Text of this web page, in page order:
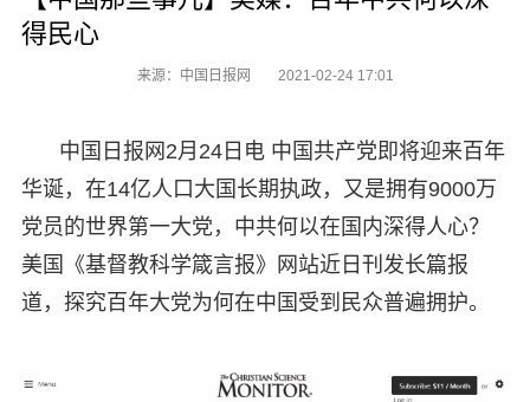
得民心
来源：中国日报网 2021-02-24 17:01
中国日报网2月24日电 中国共产党即将迎来百年
华诞，在14亿人口大国长期执政，又是拥有9000万
党员的世界第一大党，中共何以在国内深得人心？
美国《基督教科学箴言报》网站近日刊发长篇报
道，探究百年大党为何在中国受到民众普遍拥护。